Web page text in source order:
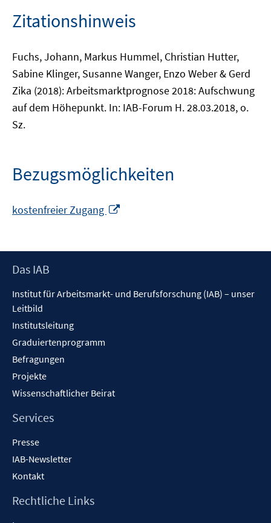
Zitationshinweis
Fuchs, Johann, Markus Hummel, Christian Hutter,
Sabine Klinger, Susanne Wanger, Enzo Weber & Gerd
Zika (2018): Arbeitsmarktprognose 2018: Aufschwung
auf dem Höhepunkt. In: IAB-Forum H. 28.03.2018, o.
Sz.
Bezugsmöglichkeiten
kostenfreier Zugang
öffnen
Footer
Das IAB
Institut für Arbeitsmarkt- und Berufsforschung (IAB) – unser
Leitbild
Institutsleitung
Graduiertenprogramm
Befragungen
Projekte
Wissenschaftlicher Beirat
Services
Presse
IAB-Newsletter
Kontakt
Rechtliche Links